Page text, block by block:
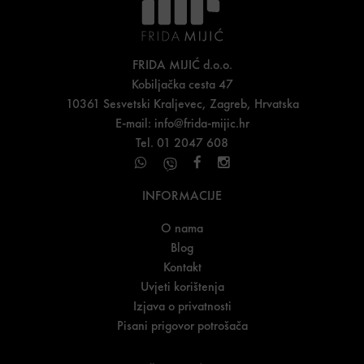
FRIDA MIJIĆ d.o.o.
Kobiljačka cesta 47
10361 Sesvetski Kraljevec, Zagreb, Hrvatska
E-mail: info@frida-mijic.hr
Tel. 01 2047 608
INFORMACIJE
O nama
Blog
Kontakt
Uvjeti korištenja
Izjava o privatnosti
Pisani prigovor potrošača